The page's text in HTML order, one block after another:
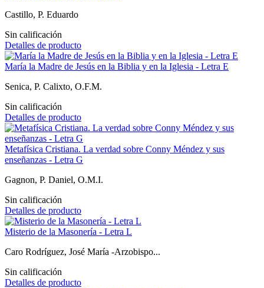
Castillo, P. Eduardo
Sin calificación
Detalles de producto
María la Madre de Jesús en la Biblia y en la Iglesia - Letra E
Senica, P. Calixto, O.F.M.
Sin calificación
Detalles de producto
Metafísica Cristiana. La verdad sobre Conny Méndez y sus
enseñanzas - Letra G
Gagnon, P. Daniel, O.M.I.
Sin calificación
Detalles de producto
Misterio de la Masonería - Letra L
Caro Rodríguez, José María -Arzobispo...
Sin calificación
Detalles de producto